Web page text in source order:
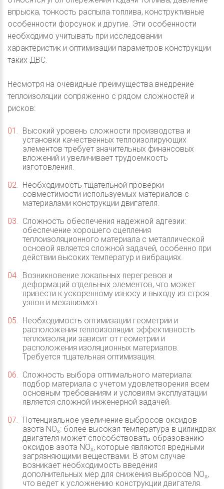
впрыска, тонкость распыла топлива, конструктивные
особенности форсунок и другие. Эти особенности
необходимо учитывать при исследовании
характеристик и оптимизации параметров конструкции
таких ДВС.
Несмотря на очевидные преимущества внедрение
теплоизоляции сопряженно с рядом сложностей и
рисков:
Высокий уровень сложности производства и
установки качественных теплоизолирующих
элементов требует значительных финансовых
вложений и увеличивает трудоемкость
изготовления.
Необходимость тщательной проверки
совместимости используемых материалов с
материалами конструкции двигателя.
Сложность обеспечения надежной адгезии:
обеспечение хорошего сцепления
теплоизоляционного материала с металлической
основой является сложной задачей, особенно при
действии высоких температур и вибрациях.
Возникновение локальных перегревов и
деформаций отдельных элементов, что может
привести к ускоренному износу и выходу из строя
узлов и механизмов.
Необходимость оптимизации геометрии и
расположения теплоизоляции: эффективность
теплоизоляции зависит от геометрии и
расположения изоляционных материалов.
Требуется тщательная оптимизация.
Сложность выбора оптимального материала:
подбор материала с учетом удовлетворения всем
основным требованиям и условиям эксплуатации
является сложной инженерной задачей.
Потенциальное увеличение выбросов оксидов
азота NOx: более высокая температура в цилиндрах
двигателя может способствовать образованию
оксидов азота NOx, которые являются вредными
загрязняющими веществами. В этом случае
возникает необходимость введения
дополнительных мер для снижения выбросов NOx,
что ведет к усложнению конструкции двигателя.